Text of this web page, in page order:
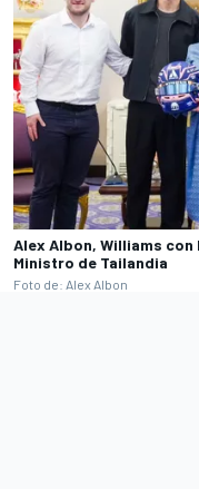
Alex Albon, Williams
Ministro de Tailandia
Foto de: Alex Albon